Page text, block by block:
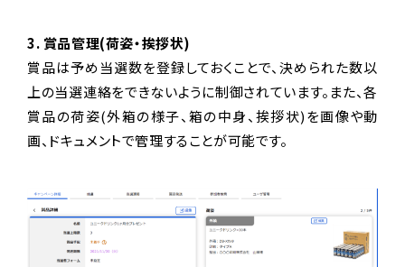
3. 賞品管理(荷姿・挨拶状)
賞品は予め当選数を登録しておくことで、決められた数以
上の当選連絡をできないように制御されています。また、各
賞品の荷姿(外箱の様子、箱の中身、挨拶状)を画像や動
画、ドキュメントで管理することが可能です。